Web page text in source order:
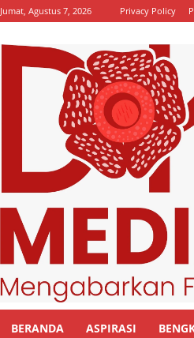
Jumat, Agustus 7, 2026 Privacy Policy
BERANDA ASPIRASI